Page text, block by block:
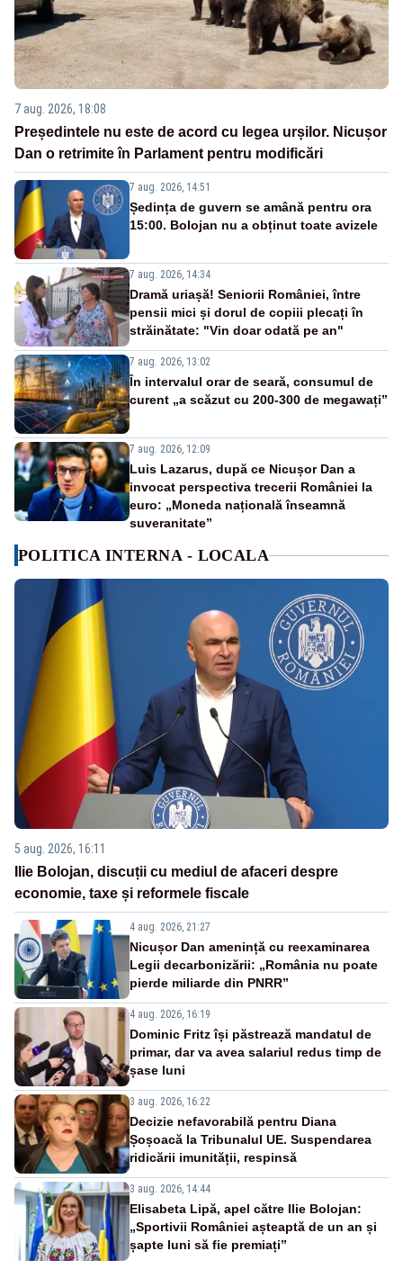
7 aug. 2026, 18:08
Președintele nu este de acord cu legea urșilor. Nicușor
Dan o retrimite în Parlament pentru modificări
7 aug. 2026, 14:51
Ședința de guvern se amână pentru ora
15:00. Bolojan nu a obținut toate avizele
7 aug. 2026, 14:34
Dramă uriașă! Seniorii României, între
pensii mici și dorul de copiii plecați în
străinătate: "Vin doar odată pe an"
7 aug. 2026, 13:02
În intervalul orar de seară, consumul de
curent „a scăzut cu 200-300 de megawați”
7 aug. 2026, 12:09
Luis Lazarus, după ce Nicușor Dan a
invocat perspectiva trecerii României la
euro: „Moneda națională înseamnă
suveranitate”
POLITICA INTERNA - LOCALA
5 aug. 2026, 16:11
Ilie Bolojan, discuții cu mediul de afaceri despre
economie, taxe și reformele fiscale
4 aug. 2026, 21:27
Nicușor Dan amenință cu reexaminarea
Legii decarbonizării: „România nu poate
pierde miliarde din PNRR”
4 aug. 2026, 16:19
Dominic Fritz își păstrează mandatul de
primar, dar va avea salariul redus timp de
șase luni
3 aug. 2026, 16:22
Decizie nefavorabilă pentru Diana
Șoșoacă la Tribunalul UE. Suspendarea
ridicării imunității, respinsă
3 aug. 2026, 14:44
Elisabeta Lipă, apel către Ilie Bolojan:
„Sportivii României așteaptă de un an și
șapte luni să fie premiați”